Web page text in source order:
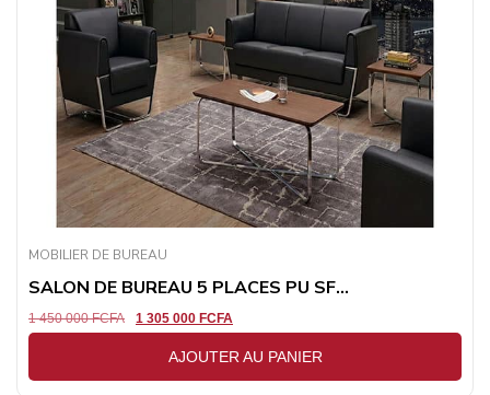
MOBILIER DE BUREAU
SALON DE BUREAU 5 PLACES PU SF...
1 450 000FCFA 1 305 000 FCFA
AJOUTER AU PANIER